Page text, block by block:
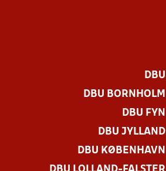
DBU
DBU BORNHOLM
DBU FYN
DBU JYLLAND
DBU KØBENHAVN